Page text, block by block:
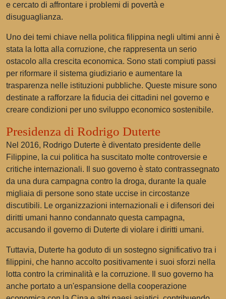
e cercato di affrontare i problemi di povertà e
disuguaglianza.
Uno dei temi chiave nella politica filippina negli ultimi anni è
stata la lotta alla corruzione, che rappresenta un serio
ostacolo alla crescita economica. Sono stati compiuti passi
per riformare il sistema giudiziario e aumentare la
trasparenza nelle istituzioni pubbliche. Queste misure sono
destinate a rafforzare la fiducia dei cittadini nel governo e
creare condizioni per uno sviluppo economico sostenibile.
Presidenza di Rodrigo Duterte
Nel 2016, Rodrigo Duterte è diventato presidente delle
Filippine, la cui politica ha suscitato molte controversie e
critiche internazionali. Il suo governo è stato contrassegnato
da una dura campagna contro la droga, durante la quale
migliaia di persone sono state uccise in circostanze
discutibili. Le organizzazioni internazionali e i difensori dei
diritti umani hanno condannato questa campagna,
accusando il governo di Duterte di violare i diritti umani.
Tuttavia, Duterte ha goduto di un sostegno significativo tra i
filippini, che hanno accolto positivamente i suoi sforzi nella
lotta contro la criminalità e la corruzione. Il suo governo ha
anche portato a un'espansione della cooperazione